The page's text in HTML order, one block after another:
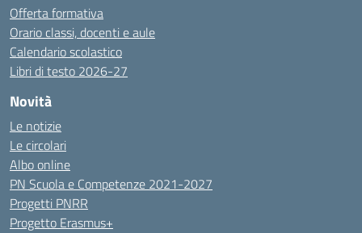
Offerta formativa
Orario classi, docenti e aule
Calendario scolastico
Libri di testo 2026-27
Novità
Le notizie
Le circolari
Albo online
PN Scuola e Competenze 2021-2027
Progetti PNRR
Progetto Erasmus+